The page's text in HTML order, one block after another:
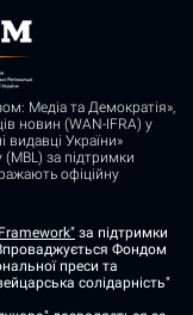
Медіа та Демократія»,
новин (WAN-IFRA) у
видавці України»
за підтримки
офіційну
за підтримки
Впроваджується Фондом
преси та
солідарність"